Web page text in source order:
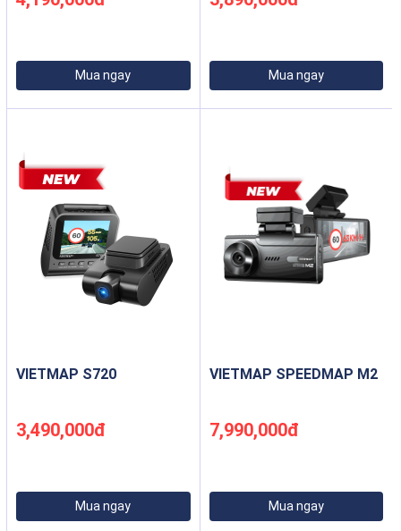
Mua ngay Mua ngay
VIETMAP S720
3,490,000đ
Mua ngay
VIETMAP SPEEDMAP M2
7,990,000đ
Mua ngay